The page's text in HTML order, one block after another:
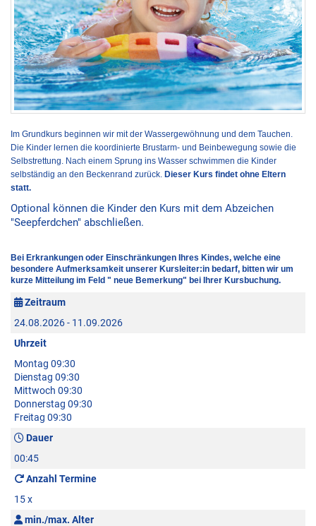
Im Grundkurs beginnen wir mit der Wassergewöhnung und dem Tauchen.
Die Kinder lernen die koordinierte Brustarm- und Beinbewegung sowie die
Selbstrettung. Nach einem Sprung ins Wasser schwimmen die Kinder
selbständig an den Beckenrand zurück. Dieser Kurs findet ohne Eltern
statt.
Optional können die Kinder den Kurs mit dem Abzeichen
"Seepferdchen" abschließen.
Bei Erkrankungen oder Einschränkungen Ihres Kindes, welche eine
besondere Aufmerksamkeit unserer Kursleiter:in bedarf, bitten wir um
kurze Mitteilung im Feld " neue Bemerkung" bei Ihrer Kursbuchung.
Zeitraum
24.08.2026 - 11.09.2026
Uhrzeit
Montag 09:30
Dienstag 09:30
Mittwoch 09:30
Donnerstag 09:30
Freitag 09:30
Dauer
00:45
Anzahl Termine
15 x
min./max. Alter